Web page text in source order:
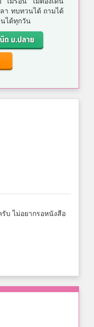
า ทบทวนได้ ถามได้
นได้ทุกวัน
ต ม.ปลาย
รับ ไม่อยากรอหนังสือ